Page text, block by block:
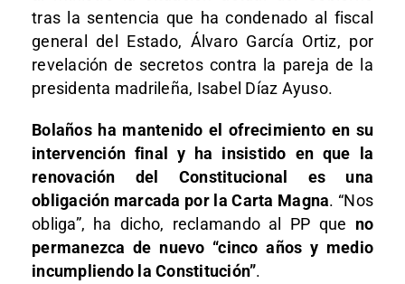
tras la sentencia que ha condenado al fiscal
general del Estado, Álvaro García Ortiz, por
revelación de secretos contra la pareja de la
presidenta madrileña, Isabel Díaz Ayuso.
Bolaños ha mantenido el ofrecimiento en su
intervención final y ha insistido en que la
renovación del Constitucional es una
obligación marcada por la Carta Magna. “Nos
obliga”, ha dicho, reclamando al PP que no
permanezca de nuevo “cinco años y medio
incumpliendo la Constitución”.